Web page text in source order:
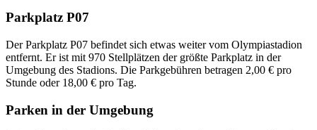
Parkplatz P07
Der Parkplatz P07 befindet sich etwas weiter vom Olympiastadion
entfernt. Er ist mit 970 Stellplätzen der größte Parkplatz in der
Umgebung des Stadions. Die Parkgebühren betragen 2,00 € pro
Stunde oder 18,00 € pro Tag.
Parken in der Umgebung